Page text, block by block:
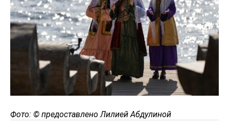
Фото: © предоставлено Лилией Абдулиной